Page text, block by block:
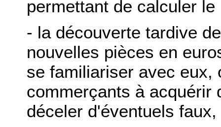
permettant de calculer
- la découverte tardive
nouvelles pièces en
se familiariser avec eux,
commerçants à acquérir
déceler d'éventuels faux,